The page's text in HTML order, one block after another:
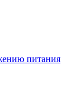
питания